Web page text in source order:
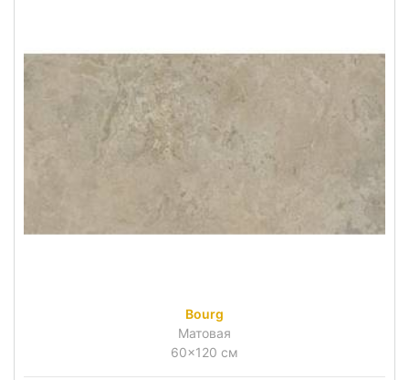
Bourg
Матовая
60x120 см